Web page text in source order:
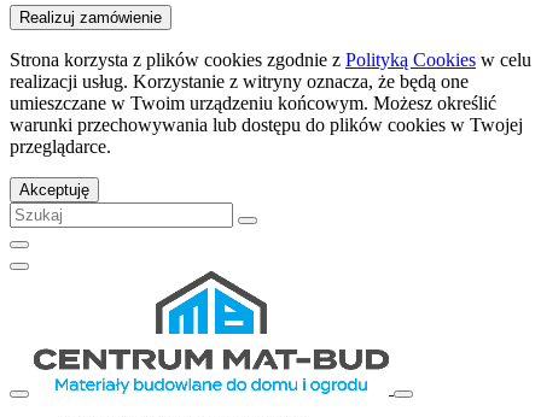
Realizuj zamówienie
Strona korzysta z plików cookies zgodnie z Polityką Cookies w celu
realizacji usług. Korzystanie z witryny oznacza, że będą one
umieszczane w Twoim urządzeniu końcowym. Możesz określić
warunki przechowywania lub dostępu do plików cookies w Twojej
przeglądarce.
Akceptuję